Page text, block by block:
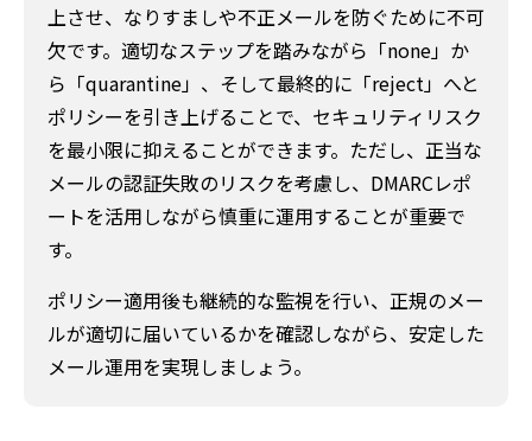
上させ、なりすましや不正メールを防ぐために不可
欠です。適切なステップを踏みながら「none」か
ら「quarantine」、そして最終的に「reject」へと
ポリシーを引き上げることで、セキュリティリスク
を最小限に抑えることができます。ただし、正当な
メールの認証失敗のリスクを考慮し、DMARCレポ
ートを活用しながら慎重に運用することが重要で
す。
ポリシー適用後も継続的な監視を行い、正規のメー
ルが適切に届いているかを確認しながら、安定した
メール運用を実現しましょう。